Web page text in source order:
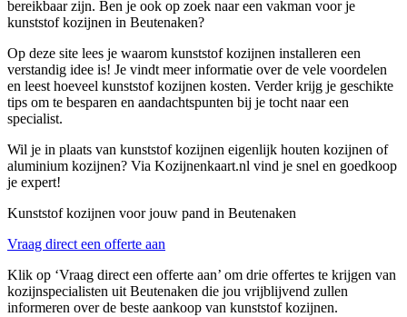
bereikbaar zijn. Ben je ook op zoek naar een vakman voor je
kunststof kozijnen in Beutenaken?
Op deze site lees je waarom kunststof kozijnen installeren een
verstandig idee is! Je vindt meer informatie over de vele voordelen
en leest hoeveel kunststof kozijnen kosten. Verder krijg je geschikte
tips om te besparen en aandachtspunten bij je tocht naar een
specialist.
Wil je in plaats van kunststof kozijnen eigenlijk houten kozijnen of
aluminium kozijnen? Via Kozijnenkaart.nl vind je snel en goedkoop
je expert!
Kunststof kozijnen voor jouw pand in Beutenaken
Vraag direct een offerte aan
Klik op ‘Vraag direct een offerte aan’ om drie offertes te krijgen van
kozijnspecialisten uit Beutenaken die jou vrijblijvend zullen
informeren over de beste aankoop van kunststof kozijnen.